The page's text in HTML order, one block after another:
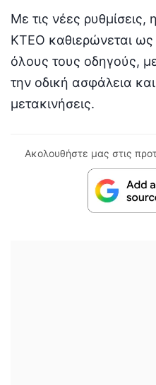
Με τις νέες
ΚΤΕΟ καθιερώνεται
όλους τους οδηγούς,
την οδική ασφάλεια
μετακινήσεις.
Ακολουθήστε μας στις